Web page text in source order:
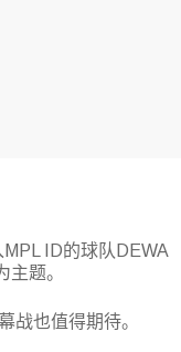
ID的球队DEWA
题。
战也值得期待。